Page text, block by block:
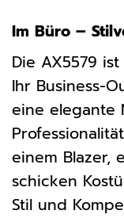
Im Büro –
Die AX5579
Ihr Business-
eine elegante
einem Blazer,
schicken
Stil und